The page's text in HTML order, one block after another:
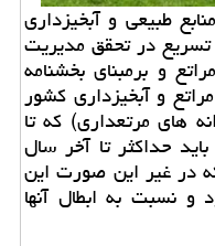
طبیعی و آبخیزداری
تسریع در تحقق مدیریت
و برمبنای بخشنامه
و آبخیزداری كشور
های مرتعداری) كه تا
باید حداكثر تا آخر سال
كه در غیر این صورت این
و نسبت به ابطال آنها